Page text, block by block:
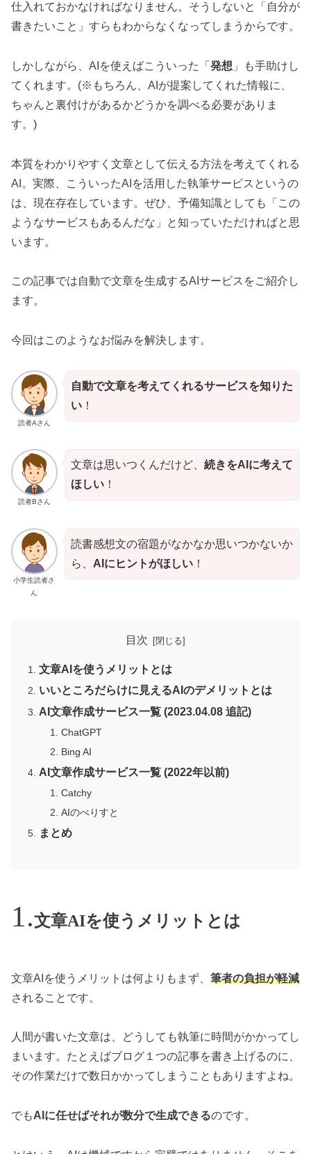
仕入れておかなければなりません。そうしないと「自分が
書きたいこと」すらもわからなくなってしまうからです。
しかしながら、AIを使えばこういった「 発想 」も手助けし
てくれます。(※もちろん、AIが提案してくれた情報に、
ちゃんと裏付けがあるかどうかを調べる必要がありま
す。)
本質をわかりやすく文章として伝える方法を考えてくれる
AI。実際、こういったAIを活用した執筆サービスというの
は、現在存在しています。ぜひ、予備知識としても「この
ようなサービスもあるんだな」と知っていただければと思
います。
この記事では自動で文章を生成するAIサービスをご紹介し
ます。
今回はこのようなお悩みを解決します。
読者Aさん
自動で文章を考えてくれるサービスを知りた
い！
読者Bさん
文章は思いつくんだけど、 続きをAIに考えて
ほしい！
小学生読者さ
ん
読書感想文の宿題がなかなか思いつかないか
ら、 AIにヒントがほしい！
目次
文章AIを使うメリットとは
いいところだらけに見えるAIのデメリットとは
AI文章作成サービス一覧 (2023.04.08 追記)
ChatGPT
Bing AI
AI文章作成サービス一覧 (2022年以前)
Catchy
AIのべりすと
まとめ
文章AIを使うメリットとは
文章AIを使うメリットは何よりもまず、 筆者の負担が軽減
されることです。
人間が書いた文章は、どうしても執筆に時間がかかってし
まいます。たとえばブログ１つの記事を書き上げるのに、
その作業だけで数日かかってしまうこともありますよね。
でもAIに任せばそれが数分で生成できるのです。